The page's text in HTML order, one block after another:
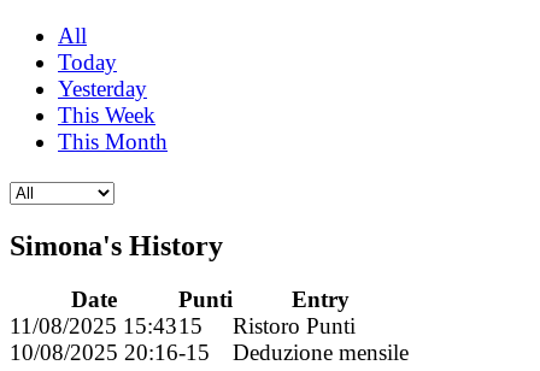
All
Today
Yesterday
This Week
This Month
Simona's History
Date Punti
Entry
11/08/2025 15:4315
Ristoro Punti
10/08/2025 20:16-15 Deduzione mensile